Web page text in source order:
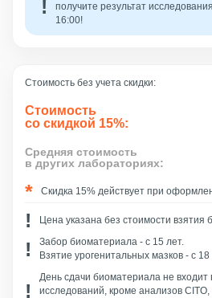
Стоимость без учета скидки:
Стоимость
со скидкой 15%:
Средняя стоимость
в других лабораториях:
Скидка 15% действует при
Цена указана без стоимости взятия
Забор биоматериала - c 15 лет.
Взятие урогенитальных мазков - с 18
День сдачи биоматериала не входит
исследований, кроме анализов
получите результат
16:00!